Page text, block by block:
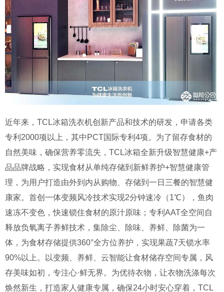
近年来，TCL冰箱洗衣机创新产品和技术的研发，申请各类
专利2000项以上，其中PCT国际专利4项。为了留存食材的
自然美味，确保营养零流失，TCL冰箱全新升级智慧健康+产
品品牌战略，实现食材从单纯存储到新鲜养护+智慧健康管
理，为用户打造由外到内从购物、存储到一日三餐的智慧健
康家。首创一体变频风冷技术实现2分钟速冷（1℃），鱼肉
速冻不变色，快速锁住食材的原汁原味；专利AAT全空间自
释放负氧离子养鲜技术，集除尘、除味、养鲜、除菌为一
体，为食材存储提供360°全方位养护，实现果蔬7天锁水率
90%以上。以变频、养鲜、云智能让食材储存空间专属，风
存美味如初，专注心·鲜无界。为优待衣物，让衣物洗涤每次
焕然新生，打造家人健康专属，确保24小时安心穿着，TCL